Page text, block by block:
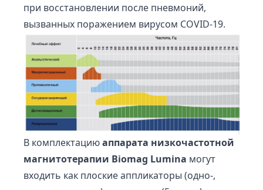
при восстановлении после пневмоний,
вызванных поражением вирусом COVID-19.
В комплектациюаппарата низкочастотной
магнитотерапии Biomag Lumina могут
входить как плоские аппликаторы (одно-,